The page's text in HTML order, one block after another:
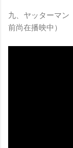
九、ヤッターマン
前尚在播映中）